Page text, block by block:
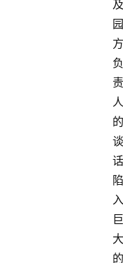
及
园
方
负
责
人
的
谈
话
陷
入
巨
大
的